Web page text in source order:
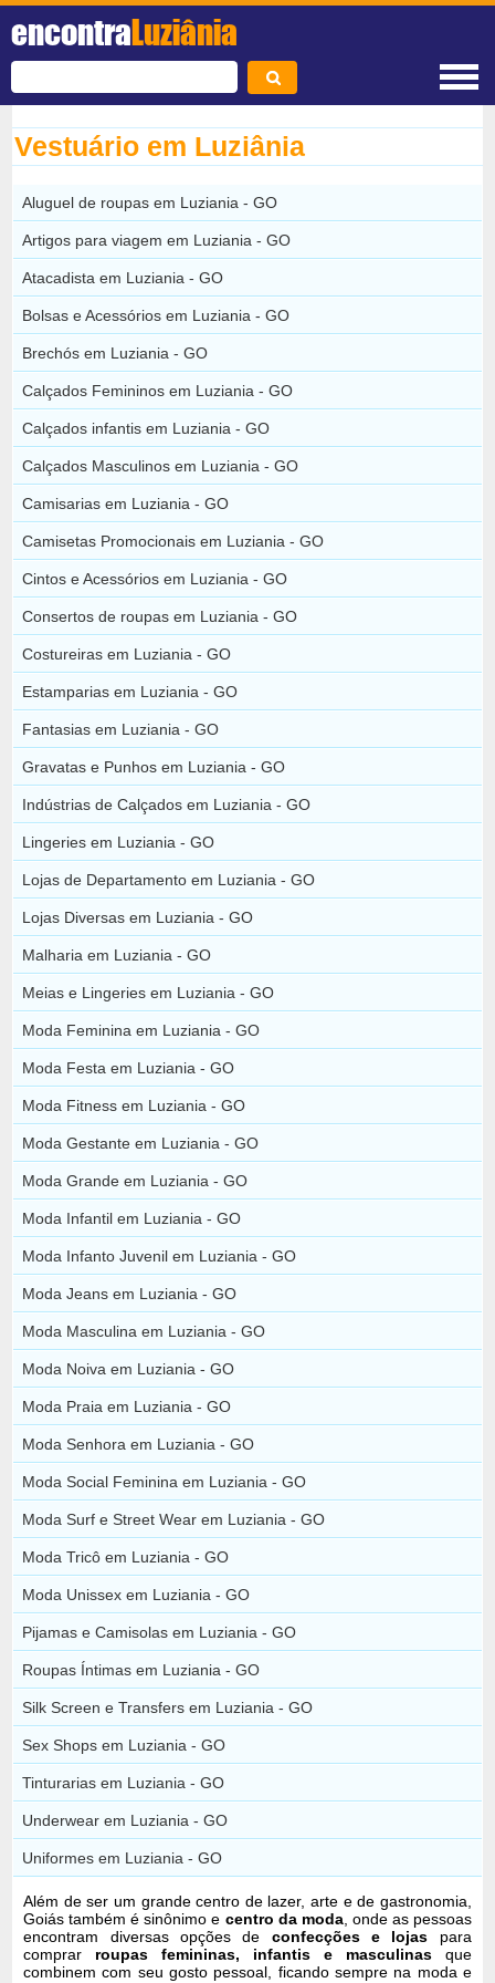
encontraLuziânia
Vestuário em Luziânia
Aluguel de roupas em Luziania - GO
Artigos para viagem em Luziania - GO
Atacadista em Luziania - GO
Bolsas e Acessórios em Luziania - GO
Brechós em Luziania - GO
Calçados Femininos em Luziania - GO
Calçados infantis em Luziania - GO
Calçados Masculinos em Luziania - GO
Camisarias em Luziania - GO
Camisetas Promocionais em Luziania - GO
Cintos e Acessórios em Luziania - GO
Consertos de roupas em Luziania - GO
Costureiras em Luziania - GO
Estamparias em Luziania - GO
Fantasias em Luziania - GO
Gravatas e Punhos em Luziania - GO
Indústrias de Calçados em Luziania - GO
Lingeries em Luziania - GO
Lojas de Departamento em Luziania - GO
Lojas Diversas em Luziania - GO
Malharia em Luziania - GO
Meias e Lingeries em Luziania - GO
Moda Feminina em Luziania - GO
Moda Festa em Luziania - GO
Moda Fitness em Luziania - GO
Moda Gestante em Luziania - GO
Moda Grande em Luziania - GO
Moda Infantil em Luziania - GO
Moda Infanto Juvenil em Luziania - GO
Moda Jeans em Luziania - GO
Moda Masculina em Luziania - GO
Moda Noiva em Luziania - GO
Moda Praia em Luziania - GO
Moda Senhora em Luziania - GO
Moda Social Feminina em Luziania - GO
Moda Surf e Street Wear em Luziania - GO
Moda Tricô em Luziania - GO
Moda Unissex em Luziania - GO
Pijamas e Camisolas em Luziania - GO
Roupas Íntimas em Luziania - GO
Silk Screen e Transfers em Luziania - GO
Sex Shops em Luziania - GO
Tinturarias em Luziania - GO
Underwear em Luziania - GO
Uniformes em Luziania - GO
Além de ser um grande centro de lazer, arte e de gastronomia,
Goiás também é sinônimo e centro da moda, onde as pessoas
encontram diversas opções de confecções e lojas para
comprar roupas femininas, infantis e masculinasque
combinem com seu gosto pessoal, ficando sempre na moda e